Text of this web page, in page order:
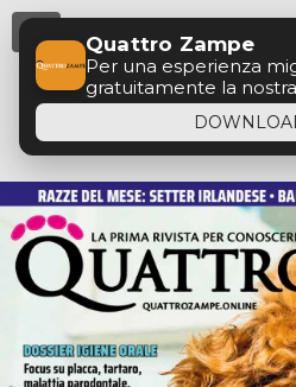
Quattro Zampe
Per una esperienza
gratuitamente la
Menu